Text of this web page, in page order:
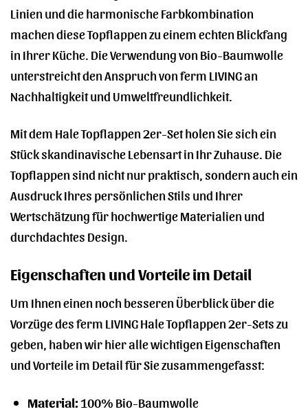
Linien und die harmonische Farbkombination
machen diese Topflappen zu einem echten Blickfang
in Ihrer Küche. Die Verwendung von Bio-Baumwolle
unterstreicht den Anspruch von ferm LIVING an
Nachhaltigkeit und Umweltfreundlichkeit.
Mit dem Hale Topflappen 2er-Set holen Sie sich ein
Stück skandinavische Lebensart in Ihr Zuhause. Die
Topflappen sind nicht nur praktisch, sondern auch ein
Ausdruck Ihres persönlichen Stils und Ihrer
Wertschätzung für hochwertige Materialien und
durchdachtes Design.
Eigenschaften und Vorteile im Detail
Um Ihnen einen noch besseren Überblick über die
Vorzüge des ferm LIVING Hale Topflappen 2er-Sets zu
geben, haben wir hier alle wichtigen Eigenschaften
und Vorteile im Detail für Sie zusammengefasst:
Material:100% Bio-Baumwolle